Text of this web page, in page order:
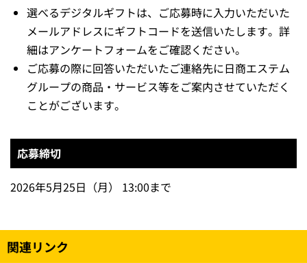
選べるデジタルギフトは、ご応募時に入力いただいた
メールアドレスにギフトコードを送信いたします。詳
細はアンケートフォームをご確認ください。
ご応募の際に回答いただいたご連絡先に日商エステム
グループの商品・サービス等をご案内させていただく
ことがございます。
応募締切
2026年5月25日（月） 13:00まで
関連リンク